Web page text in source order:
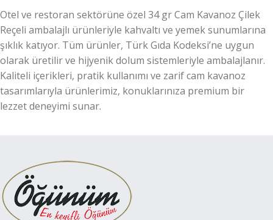
Otel ve restoran sektörüne özel 34 gr Cam Kavanoz Çilek
Reçeli ambalajlı ürünleriyle kahvaltı ve yemek sunumlarına
şıklık katıyor. Tüm ürünler, Türk Gıda Kodeksi’ne uygun
olarak üretilir ve hijyenik dolum sistemleriyle ambalajlanır.
Kaliteli içerikleri, pratik kullanımı ve zarif cam kavanoz
tasarımlarıyla ürünlerimiz, konuklarınıza premium bir
lezzet deneyimi sunar.